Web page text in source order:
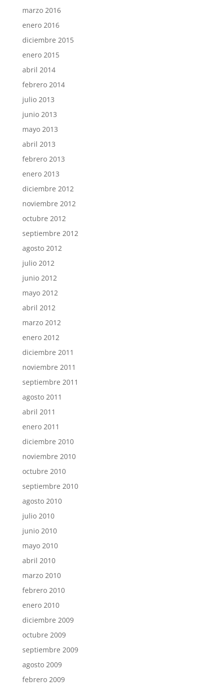
marzo 2016
enero 2016
diciembre 2015
enero 2015
abril 2014
febrero 2014
julio 2013
junio 2013
mayo 2013
abril 2013
febrero 2013
enero 2013
diciembre 2012
noviembre 2012
octubre 2012
septiembre 2012
agosto 2012
julio 2012
junio 2012
mayo 2012
abril 2012
marzo 2012
enero 2012
diciembre 2011
noviembre 2011
septiembre 2011
agosto 2011
abril 2011
enero 2011
diciembre 2010
noviembre 2010
octubre 2010
septiembre 2010
agosto 2010
julio 2010
junio 2010
mayo 2010
abril 2010
marzo 2010
febrero 2010
enero 2010
diciembre 2009
octubre 2009
septiembre 2009
agosto 2009
febrero 2009